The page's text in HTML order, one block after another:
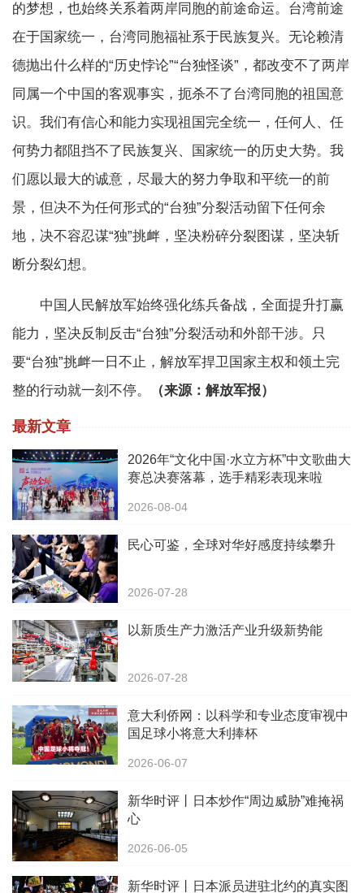
的梦想，也始终关系着两岸同胞的前途命运。台湾前途
在于国家统一，台湾同胞福祉系于民族复兴。无论赖清
德抛出什么样的“历史悖论”“台独怪谈”，都改变不了两岸
同属一个中国的客观事实，扼杀不了台湾同胞的祖国意
识。我们有信心和能力实现祖国完全统一，任何人、任
何势力都阻挡不了民族复兴、国家统一的历史大势。我
们愿以最大的诚意，尽最大的努力争取和平统一的前
景，但决不为任何形式的“台独”分裂活动留下任何余
地，决不容忍谋“独”挑衅，坚决粉碎分裂图谋，坚决斩
断分裂幻想。
中国人民解放军始终强化练兵备战，全面提升打赢
能力，坚决反制反击“台独”分裂活动和外部干涉。只
要“台独”挑衅一日不止，解放军捍卫国家主权和领土完
整的行动就一刻不停。
（来源：解放军报）
最新文章
2026年“文化中国·水立方杯”中文歌曲大
赛总决赛落幕，选手精彩表现来啦
2026-08-04
民心可鉴，全球对华好感度持续攀升
2026-07-28
以新质生产力激活产业升级新势能
2026-07-28
意大利侨网：以科学和专业态度审视中
国足球小将意大利捧杯
2026-06-07
新华时评丨日本炒作“周边威胁”难掩祸
心
2026-06-05
新华时评丨日本派员进驻北约的真实图